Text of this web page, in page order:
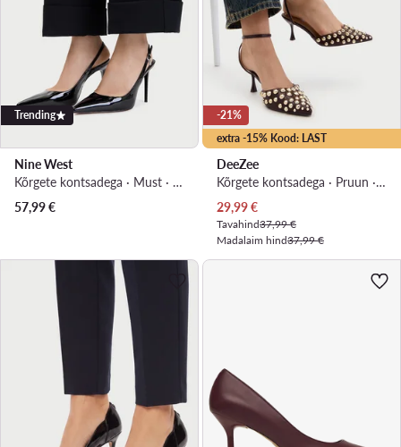
Trending
Nine West
Kõrgete kontsadega · Must · 10 cm
57,99€
extra -15% Kood: LAST
-21%
DeeZee
Kõrgete kontsadega · Pruun · 7 cm
Praegune hind
29,99€
Tavahind37,99 €
Madalaim hind37,99 €